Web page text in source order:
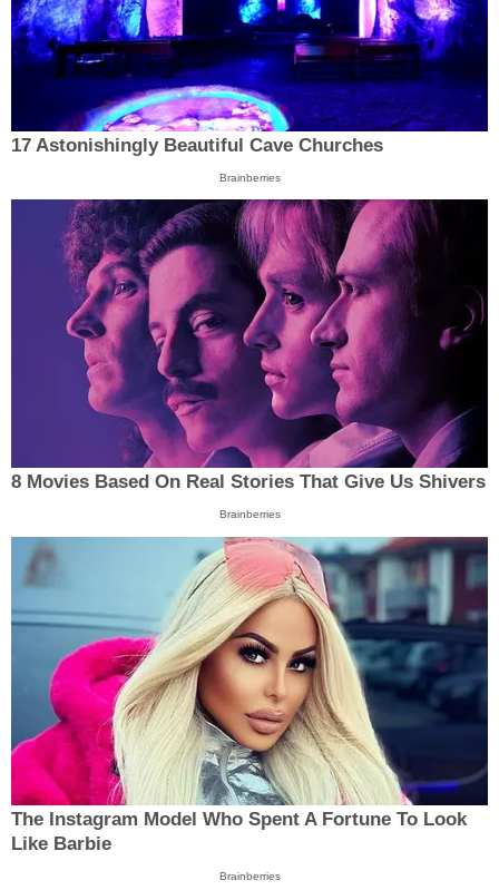
17 Astonishingly Beautiful Cave Churches
Brainberries
8 Movies Based On Real Stories That Give Us Shivers
Brainberries
The Instagram Model Who Spent A Fortune To Look
Like Barbie
Brainberries